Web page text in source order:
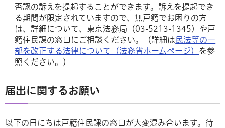
否認の訴えを提起することができます。訴えを提起でき
る期間が限定されていますので、無戸籍でお困りの方
は、詳細について、東京法務局（03-5213-1345）や戸
籍住民課の窓口にご相談ください。（詳細は民法等の一
部を改正する法律について（法務省ホームページ） を参
照ください。）
届出に関するお願い
以下の日にちは戸籍住民課の窓口が大変混み合います。待